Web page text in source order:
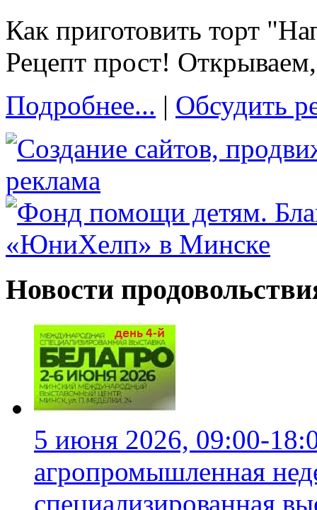
Как приготовить торт
Рецепт прост!
Подробнее... | Обсудить
Новости
5 июня 2026, 09:00-
агропромышленная
специализированная